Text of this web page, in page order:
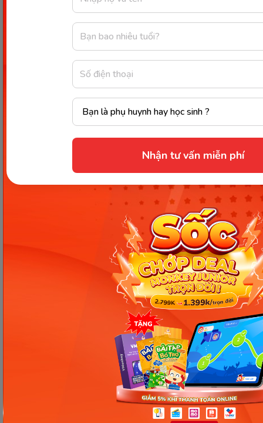
Nhận tư vấn miễn phí
đủ nhất mà Monkey giới thiệu ở trên. Mong rằng sẽ
giúp ích cho trẻ có thể mỗi ngày chọn một bức
tranh để tô màu và học thuộc bảng chữ cái nhanh
nhất. Nếu muốn trải nghiệm ứng dụng VMonkey,
vui lòng truy cập vào website để được hướng dẫn,
tư vấn chi tiết nhất.
Chia sẻ ngay
Thông tin trong bài viết được tổng hợp nhằm
mục đích tham khảo và có thể thay đổi mà
không cần báo trước. Quý khách vui lòng
kiểm tra lại qua các kênh chính thức hoặc liên
hệ trực tiếp với đơn vị liên quan để nắm bắt
Các Bài Viết Mới Nhất